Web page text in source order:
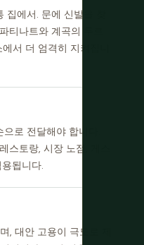
에서. 문에 신발을 찾
티나트와 계곡의 두르
서 더 엄격히 지켜집니
로 전달해야 합니다.
스토랑, 시장 노점, 게스
됩니다.
, 대안 고용이 극도로 제